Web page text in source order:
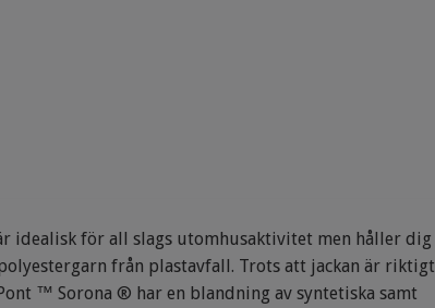
idealisk för all slags utomhusaktivitet men håller dig
från plastavfall. Trots att jackan är riktigt
™ Sorona ® har en blandning av syntetiska samt